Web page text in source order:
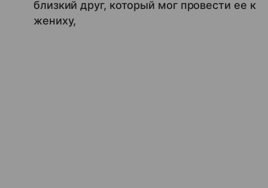
близкий друг, который мог провести ее к
жениху,